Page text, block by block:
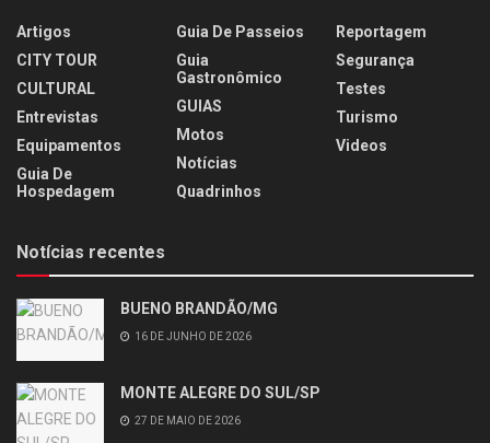
Artigos
CITY TOUR
CULTURAL
Entrevistas
Equipamentos
Guia De
Hospedagem
Guia De Passeios
Guia
Gastronômico
GUIAS
Motos
Notícias
Quadrinhos
Reportagem
Segurança
Testes
Turismo
Videos
Notícias recentes
BUENO BRANDÃO/MG
16 DE JUNHO DE 2026
MONTE ALEGRE DO SUL/SP
27 DE MAIO DE 2026